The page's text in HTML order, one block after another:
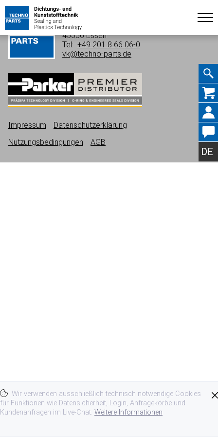
DE
Wir verwenden ausschließlich technisch notwendige Cookies
für Funktionen wie Datensicherheit, Login, Anfragekörbe und
Kundenanfragen im Live-Chat. Weitere Informationen
TECHNO-PARTS GmbH
Alte Bottroper Straße 81
45356 Essen
Tel: +49 201 8 66 06-0
vk@techno-parts.de
Impressum
Datenschutzerklärung
Nutzungsbedingungen
AGB